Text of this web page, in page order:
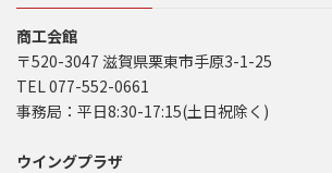
商工会館
〒520-3047 滋賀県栗東市手原3-1-25
TEL 077-552-0661
事務局：平日8:30-17:15(土日祝除く)
ウイングプラザ